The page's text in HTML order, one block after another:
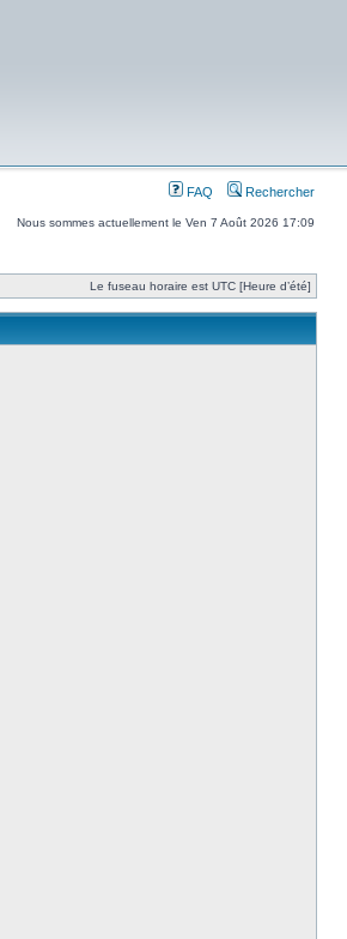
FAQ Rechercher
Nous sommes actuellement le Ven 7 Août 2026 17:09
Le fuseau horaire est UTC [Heure d’été]